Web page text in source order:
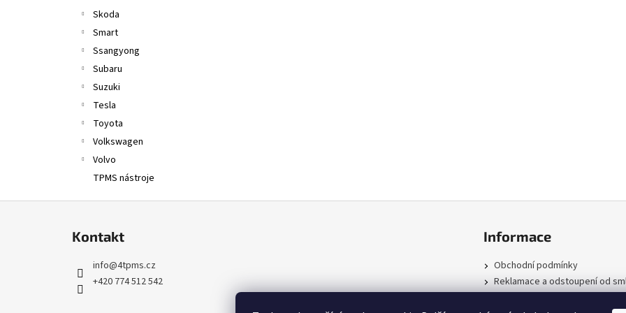
Skoda
Smart
Ssangyong
Subaru
Suzuki
Tesla
Toyota
Volkswagen
Volvo
TPMS nástroje
Kontakt
info@4tpms.cz
+420 774 512 542
Informace
Obchodní podmínky
Reklamace a odstoupení od